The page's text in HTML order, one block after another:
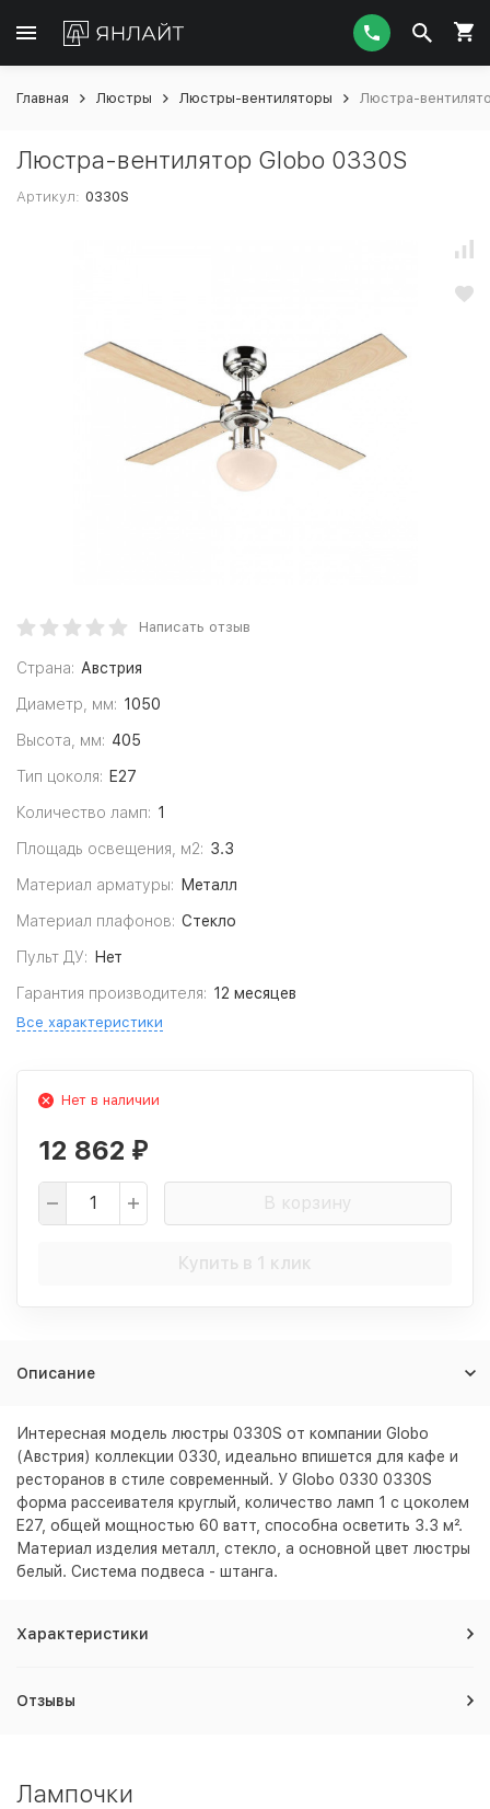
Главная Люстры Люстры-вентиляторы Люстра-
Люстра-вентилятор Globo 0330S
Артикул: 0330S
Написать отзыв
Страна: Австрия
Диаметр, мм: 1050
Высота, мм: 405
Тип цоколя: E27
Количество ламп: 1
Площадь освещения, м2: 3.3
Материал арматуры: Металл
Материал плафонов: Стекло
Пульт ДУ: Нет
Гарантия производителя: 12 месяцев
Все характеристики
Нет в наличии
12 862 ₽
В корзину
Купить в 1 клик
Описание
Интересная модель люстры 0330S от компании Globo
(Австрия) коллекции 0330, идеально впишется для кафе и
ресторанов в стиле современный. У Globo 0330 0330S
форма рассеивателя круглый, количество ламп 1 с цоколем
E27, общей мощностью 60 ватт, способна осветить 3.3 м².
Материал изделия металл, стекло, а основной цвет люстры
белый. Система подвеса - штанга.
Характеристики
Отзывы
Лампочки